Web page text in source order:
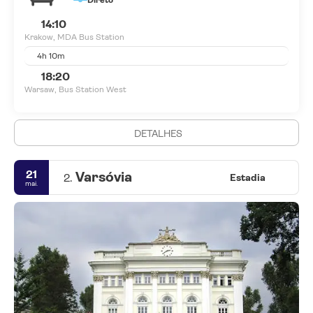
14:10
Krakow, MDA Bus Station
4h 10m
18:20
Warsaw, Bus Station West
DETALHES
21
mai. 2. Varsóvia Estadia